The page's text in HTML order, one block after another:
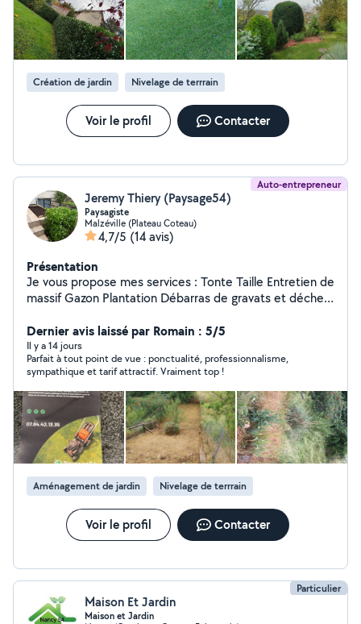
Création de jardin Nivelage de terrrain
Voir le profil Contacter
Auto-entrepreneur
Jeremy Thiery (Paysage54)
Paysagiste
Malzéville (Plateau Coteau)
4,7/5 (14 avis)
Présentation
Je vous propose mes services : Tonte Taille Entretien de
massif Gazon Plantation Débarras de gravats et déchet
Dernier avis laissé par Romain : 5/5
Il y a 14 jours
Parfait à tout point de vue : ponctualité, professionnalisme,
sympathique et tarif attractif. Vraiment top !
Aménagement de jardin Nivelage de terrrain
Voir le profil Contacter
Particulier
Maison Et Jardin
Maison et Jardin